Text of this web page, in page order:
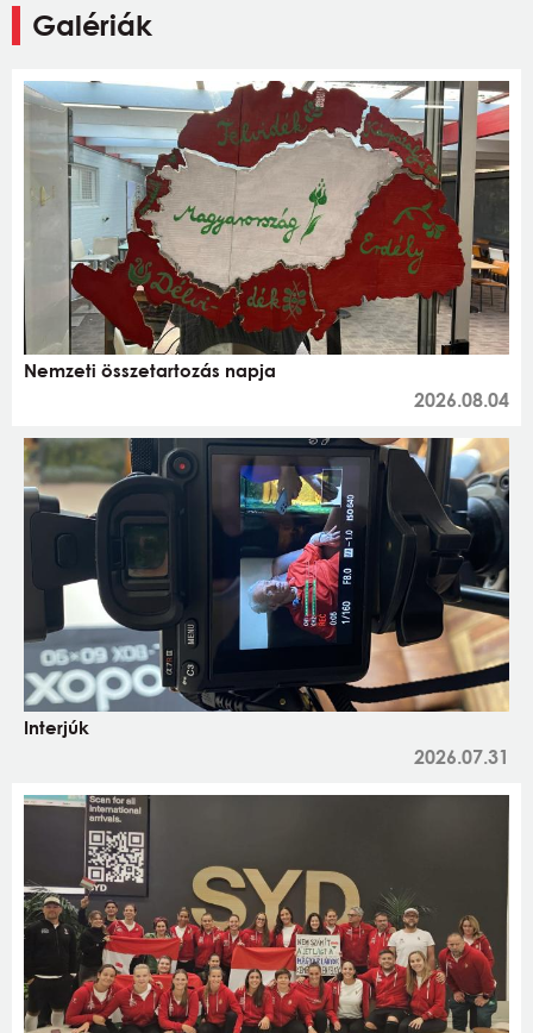
Galériák
Nemzeti összetartozás napja
2026.08.04
Interjúk
2026.07.31